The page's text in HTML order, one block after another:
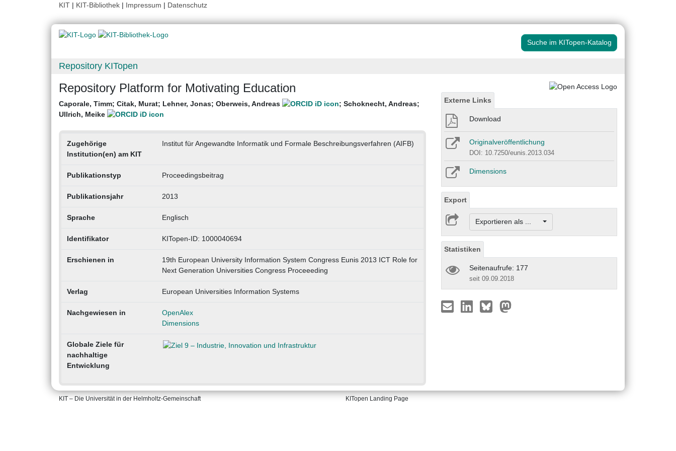
KIT | KIT-Bibliothek | Impressum | Datenschutz
Suche im KITopen-Katalog
Repository KITopen
Repository Platform for Motivating Education
Caporale, Timm; Citak, Murat; Lehner, Jonas; Oberweis, Andreas ; Schoknecht, Andreas;
Ullrich, Meike
Zugehörige
Institution(en) am KIT
Institut für Angewandte Informatik und Formale Beschreibungsverfahren (AIFB)
Publikationstyp Proceedingsbeitrag
Publikationsjahr 2013
Sprache Englisch
Identifikator KITopen-ID: 1000040694
Erschienen in
19th European University Information System Congress Eunis 2013 ICT Role for
Next Generation Universities Congress Proceeeding
Verlag European Universities Information Systems
Nachgewiesen in
OpenAlex
Dimensions
Globale Ziele für
nachhaltige
Entwicklung
Externe Links
Download
Originalveröffentlichung
DOI: 10.7250/eunis.2013.034
Dimensions
Export
Exportieren als ...
Statistiken
Seitenaufrufe: 177
seit 09.09.2018
KIT – Die Universität in der Helmholtz-Gemeinschaft KITopen Landing Page